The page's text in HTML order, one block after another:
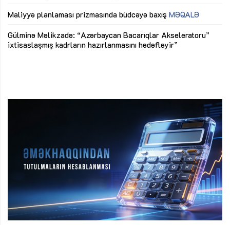
Maliyyə planlaması prizmasında büdcəyə baxış MƏQALƏ
Gülminə Məlikzadə: “Azərbaycan Bacarıqlar Akseleratoru”
ixtisaslaşmış kadrların hazırlanmasını hədəfləyir”